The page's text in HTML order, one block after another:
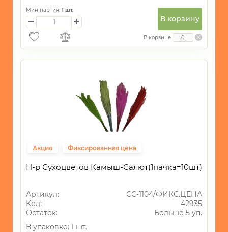
Мин партия: 1 шт.
В корзину
В корзине
Акция Фиксированная цена
Н-р Сухоцветов Камыш-Салют(1пачка=10шт)
Артикул:
СС-1104/ФИКС.ЦЕНА
Код:
42935
Остаток:
Больше 5 уп.
В упаковке: 1 шт.